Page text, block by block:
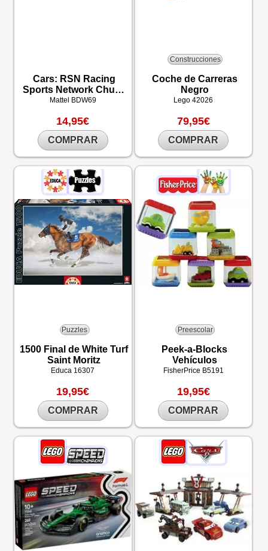
Cars: RSN Racing
Sports Network Chuck
Choke Cables
Mattel BDW69
14,95€
COMPRAR
Construcciones
Coche de Carreras
Negro
Lego42026
79,95€
COMPRAR
Puzzles
1500 Final de White Turf
Saint Moritz
Educa 16307
19,95€
COMPRAR
Preescolar
Peek-a-Blocks
Vehículos
FisherPrice B5191
19,95€
COMPRAR